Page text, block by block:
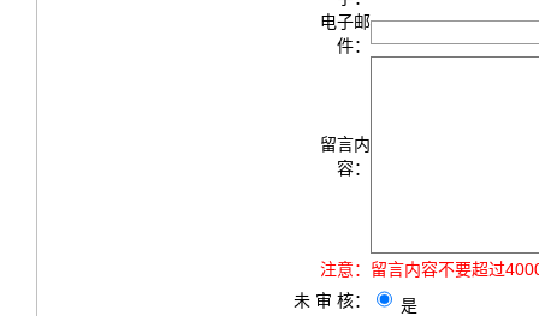
电子邮
件：
留言内
容：
注意： 留言内容不要超过
未 审 核：
是